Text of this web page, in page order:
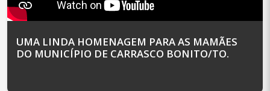
UMA LINDA HOMENAGEM PARA AS MAMÃES
DO MUNICÍPIO DE CARRASCO BONITO/TO.